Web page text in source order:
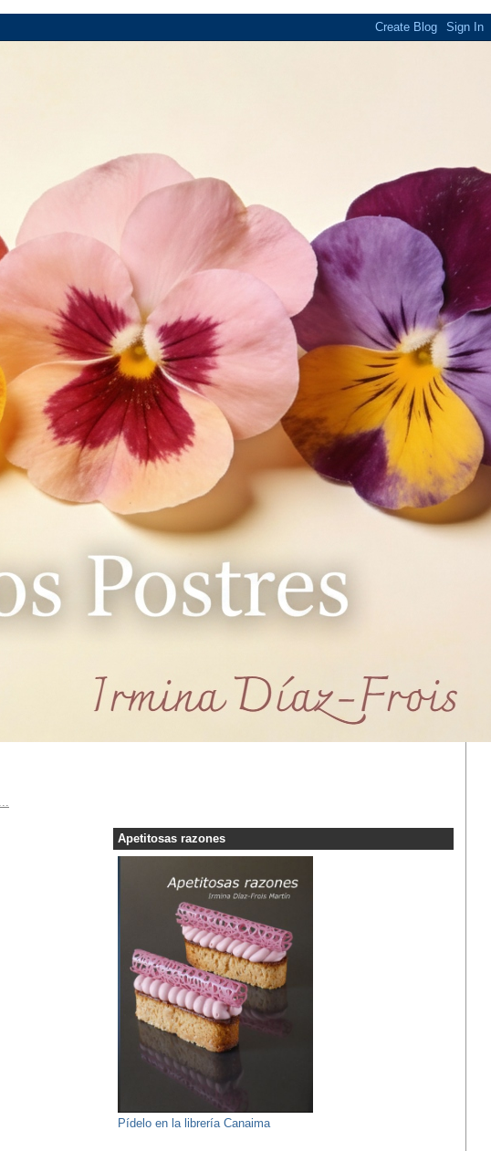
Apetitosas razones
Pídelo en la librería Canaima